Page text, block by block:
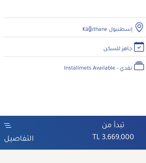
إسطنبول Kâğıthane
جاهز للسكن
نقدي - Installmets Available
تبدأ من
3,669,000 TL
التفاصيل